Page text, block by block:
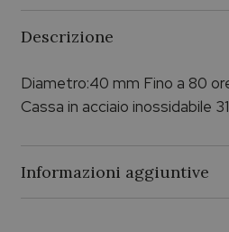
Descrizione
Diametro:40 mm Fino a 80
Cassa in acciaio inossidabile
Informazioni aggiuntive